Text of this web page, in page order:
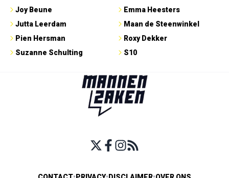
Joy Beune
Jutta Leerdam
Pien Hersman
Suzanne Schulting
Emma Heesters
Maan de Steenwinkel
Roxy Dekker
S10